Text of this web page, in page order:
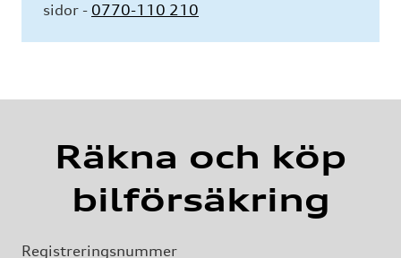
sidor - 0770-110 210
Räkna och köp
bilförsäkring
Registreringsnummer